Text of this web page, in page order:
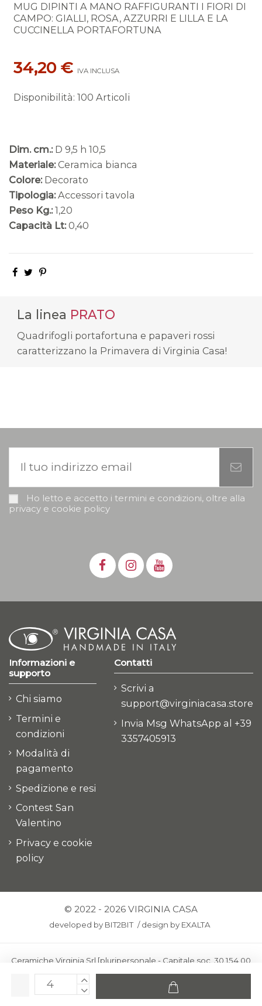
MUG DIPINTI A MANO RAFFIGURANTI I FIORI DI
CAMPO: GIALLI, ROSA, AZZURRI E LILLA E LA
CUCCINELLA PORTAFORTUNA
34,20 € IVA INCLUSA
Disponibilità: 100 Articoli
Dim. cm.: D 9,5 h 10,5
Materiale: Ceramica bianca
Colore: Decorato
Tipologia: Accessori tavola
Peso Kg.: 1,20
Capacità Lt: 0,40
La linea PRATO
Quadrifogli portafortuna e papaveri rossi
caratterizzano la Primavera di Virginia Casa!
Ho letto e accetto i termini e condizioni, oltre alla
privacy e cookie policy
Informazioni e
supporto
Chi siamo
Termini e
condizioni
Modalità di
pagamento
Spedizione e resi
Contest San
Valentino
Privacy e cookie
policy
Contatti
Scrivi a
support@virginiacasa.store
Invia Msg WhatsApp al +39
3357405913
© 2022 - 2026 VIRGINIA CASA
developed by BIT2BIT /design by EXALTA
Ceramiche Virginia Srl [pluripersonale - Capitale soc. 30.154,00
euro i.v.] - Via Virginio 378 – 50025 Montespertoli, loc. Anselmo